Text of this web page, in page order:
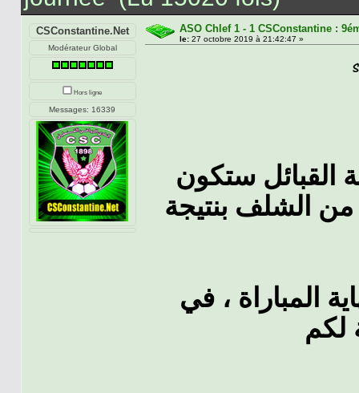
CSConstantine.Net
Modérateur Global
Hors ligne
Messages: 16339
ASO Chlef 1 - 1 CSConstantine :
le: 27 octobre 2019 à 21:42:47 »
القبائل ستكون
من الشلف بنتيجة
المباراة ، في
لكم